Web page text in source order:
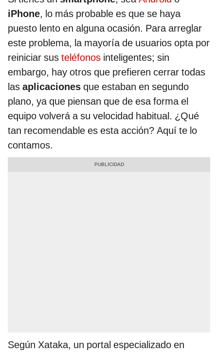
iPhone, lo más probable es que se haya
puesto lento en alguna ocasión. Para arreglar
este problema, la mayoría de usuarios opta por
reiniciar sus teléfonos inteligentes; sin
embargo, hay otros que prefieren cerrar todas
las aplicaciones que estaban en segundo
plano, ya que piensan que de esa forma el
equipo volverá a su velocidad habitual. ¿Qué
tan recomendable es esta acción? Aquí te lo
contamos.
Según Xataka, un portal especializado en